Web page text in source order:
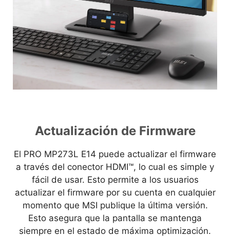
Actualización de Firmware
El PRO MP273L E14 puede actualizar el firmware
a través del conector HDMI™, lo cual es simple y
fácil de usar. Esto permite a los usuarios
actualizar el firmware por su cuenta en cualquier
momento que MSI publique la última versión.
Esto asegura que la pantalla se mantenga
siempre en el estado de máxima optimización.